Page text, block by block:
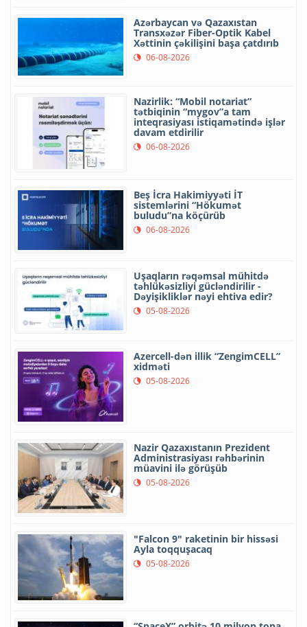
Azərbaycan və Qazaxıstan
Transxəzər Fiber-Optik Kabel
Xəttinin çəkilişini başa çatdırıb
06-08-2026
Nazirlik: “Mobil notariat”
tətbiqinin “mygov”a tam
inteqrasiyası istiqamətində işlər
davam etdirilir
06-08-2026
Beş İcra Hakimiyyəti İT
sistemlərini “Hökumət
buludu”na köçürüb
06-08-2026
Uşaqların rəqəmsal mühitdə
təhlükəsizliyi gücləndirilir -
Dəyişikliklər nəyi ehtiva edir?
05-08-2026
Azercell-dən illik “ZengimCELL”
xidməti
05-08-2026
Nazir Qazaxıstanın Prezident
Administrasiyası rəhbərinin
müavini ilə görüşüb
05-08-2026
"Falcon 9" raketinin bir hissəsi
Ayla toqquşacaq
05-08-2026